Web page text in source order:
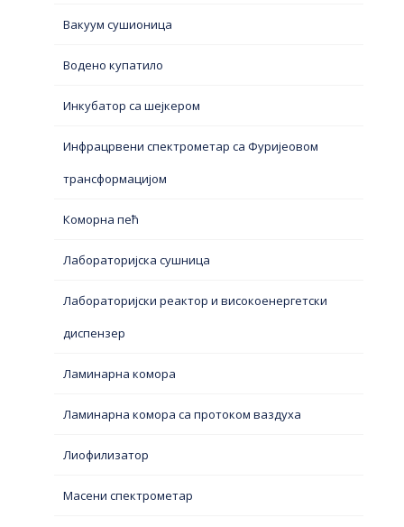
Вакуум сушионица
Водено купатило
Инкубатор са шејкером
Инфрацрвени спектрометар са Фуријеовом
трансформацијом
Коморна пећ
Лабораторијска сушница
Лабораторијски реактор и високоенергетски
диспензер
Ламинарна комора
Ламинарна комора са протоком ваздуха
Лиофилизатор
Масени спектрометар